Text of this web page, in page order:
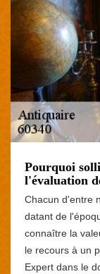
Pourquoi
l'évaluation
Chacun d'entre
datant de
connaître la
le recours à un
Expert dans le